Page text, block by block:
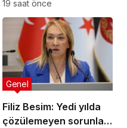
sahada katıldı
19 saat önce
Filiz Besim: Yedi yılda
çözülemeyen sorunlar
Genel